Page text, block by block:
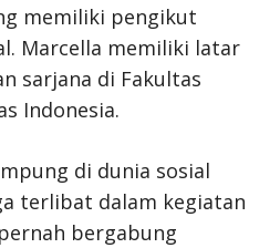
memiliki pengikut
Marcella memiliki latar
sarjana di Fakultas
Indonesia.
di dunia sosial
terlibat dalam kegiatan
bergabung